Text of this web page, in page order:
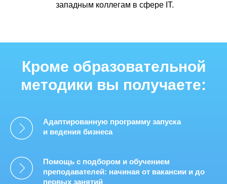
западным коллегам в сфере IT.
Кроме образовательной
методики вы получаете:
Адаптированную программу запуска
и ведения бизнеса
Помощь с подбором и обучением
преподавателей: начиная от вакансии и до
первых занятий